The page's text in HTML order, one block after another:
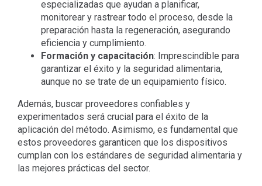
especializadas que ayudan a planificar,
monitorear y rastrear todo el proceso, desde la
preparación hasta la regeneración, asegurando
eficiencia y cumplimiento.
Formación y capacitación: Imprescindible para
garantizar el éxito y la seguridad alimentaria,
aunque no se trate de un equipamiento físico.
Además, buscar proveedores confiables y
experimentados será crucial para el éxito de la
aplicación del método. Asimismo, es fundamental que
estos proveedores garanticen que los dispositivos
cumplan con los estándares de seguridad alimentaria y
las mejores prácticas del sector.